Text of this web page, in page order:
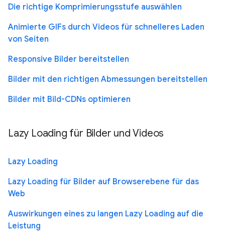
Die richtige Komprimierungsstufe auswählen
Animierte GIFs durch Videos für schnelleres Laden
von Seiten
Responsive Bilder bereitstellen
Bilder mit den richtigen Abmessungen bereitstellen
Bilder mit Bild-CDNs optimieren
Lazy Loading für Bilder und Videos
Lazy Loading
Lazy Loading für Bilder auf Browserebene für das
Web
Auswirkungen eines zu langen Lazy Loading auf die
Leistung